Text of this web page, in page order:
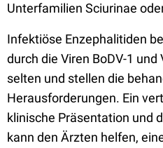
Unterfamilien Sciurinae
Infektiöse Enzephalitiden
durch die Viren BoDV-1 und
selten und stellen die
Herausforderungen. Ein
klinische Präsentation und
kann den Ärzten helfen,